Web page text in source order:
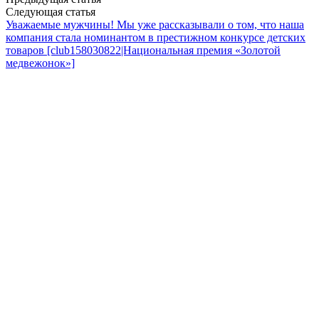
Следующая статья
Уважаемые мужчины! Мы уже рассказывали о том, что наша
компания стала номинантом в престижном конкурсе детских
товаров [club158030822|Национальная премия «Золотой
медвежонок»]